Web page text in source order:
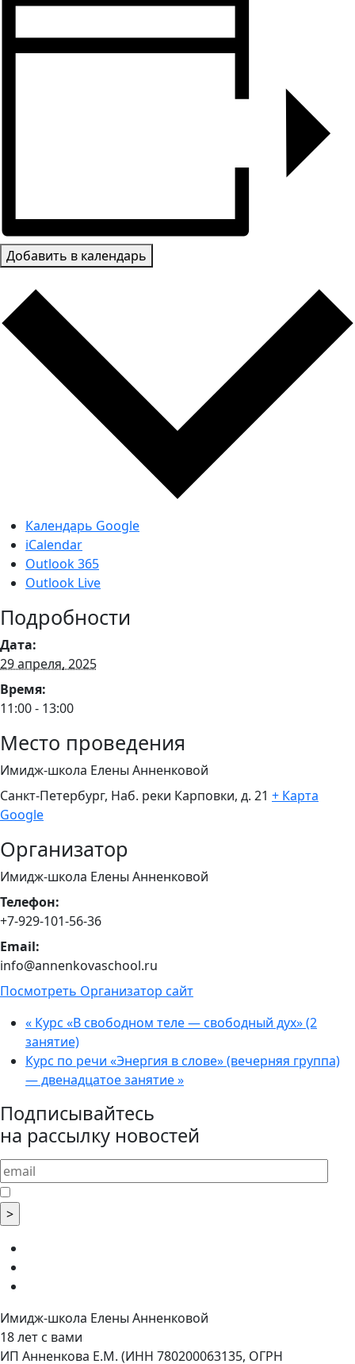
Добавить в календарь
Календарь Google
iCalendar
Outlook 365
Outlook Live
Подробности
Дата:
29 апреля, 2025
Время:
11:00 - 13:00
Место проведения
Имидж-школа Елены Анненковой
Санкт-Петербург, Наб. реки Карповки, д. 21 + Карта
Google
Организатор
Имидж-школа Елены Анненковой
Телефон:
+7-929-101-56-36
Email:
info@annenkovaschool.ru
Посмотреть Организатор сайт
« Курс «В свободном теле — свободный дух» (2
занятие)
Курс по речи «Энергия в слове» (вечерняя группа)
— двенадцатое занятие»
Подписывайтесь
на рассылку новостей
Имидж-школа Елены Анненковой
18 лет с вами
ИП Анненкова Е.М. (ИНН 780200063135, ОГРН